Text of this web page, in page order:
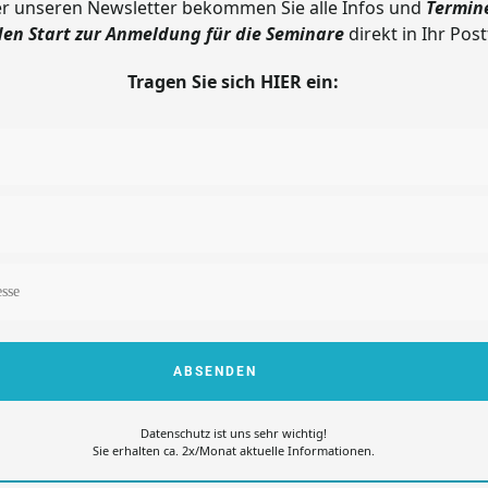
unseren Newsletter bekommen Siealle Infos und Termin
Start zur Anmeldung für die Seminaredirekt in Ihr
Tragen Sie sich HIER ein:
ABSENDEN
Datenschutz ist uns sehr wichtig!
Sie erhalten ca. 2x/Monat aktuelle Informationen.